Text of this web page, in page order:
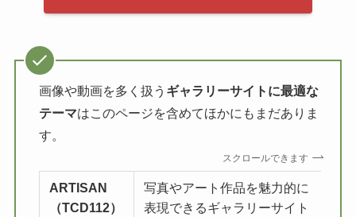
画像や動画を多く扱う ギャラリーサイトに最適な
テーマはこのページを含めてほかにもまだありま
す。
スクロールできます
ARTISAN
（TCD112）
写真やアート作品を魅力的に
表現できるギャラリーサイト